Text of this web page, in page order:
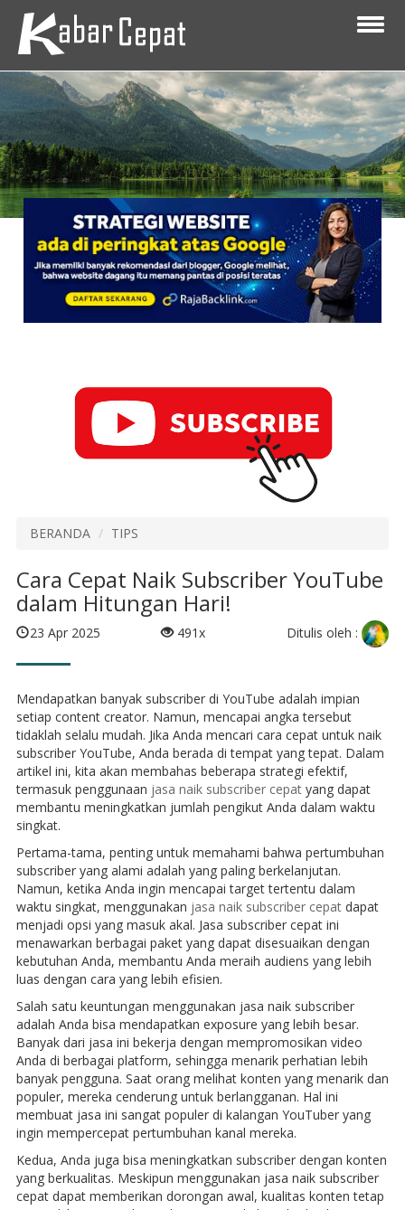
BERANDA TIPS
Cara Cepat Naik Subscriber YouTube
dalam Hitungan Hari!
23 Apr 2025 491x Ditulis oleh :
Mendapatkan banyak subscriber di YouTube adalah impian
setiap content creator. Namun, mencapai angka tersebut
tidaklah selalu mudah. Jika Anda mencari cara cepat untuk naik
subscriber YouTube, Anda berada di tempat yang tepat. Dalam
artikel ini, kita akan membahas beberapa strategi efektif,
termasuk penggunaan jasa naik subscriber cepatyang dapat
membantu meningkatkan jumlah pengikut Anda dalam waktu
singkat.
Pertama-tama, penting untuk memahami bahwa pertumbuhan
subscriber yang alami adalah yang paling berkelanjutan.
Namun, ketika Anda ingin mencapai target tertentu dalam
waktu singkat, menggunakan jasa naik subscriber cepatdapat
menjadi opsi yang masuk akal. Jasa subscriber cepat ini
menawarkan berbagai paket yang dapat disesuaikan dengan
kebutuhan Anda, membantu Anda meraih audiens yang lebih
luas dengan cara yang lebih efisien.
Salah satu keuntungan menggunakan jasa naik subscriber
adalah Anda bisa mendapatkan exposure yang lebih besar.
Banyak dari jasa ini bekerja dengan mempromosikan video
Anda di berbagai platform, sehingga menarik perhatian lebih
banyak pengguna. Saat orang melihat konten yang menarik dan
populer, mereka cenderung untuk berlangganan. Hal ini
membuat jasa ini sangat populer di kalangan YouTuber yang
ingin mempercepat pertumbuhan kanal mereka.
Kedua, Anda juga bisa meningkatkan subscriber dengan konten
yang berkualitas. Meskipun menggunakan jasa naik subscriber
cepat dapat memberikan dorongan awal, kualitas konten tetap